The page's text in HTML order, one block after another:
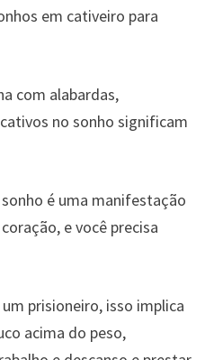
em cativeiro para
com alabardas,
no sonho significam
é uma manifestação
e você precisa
prisioneiro, isso implica
acima do peso,